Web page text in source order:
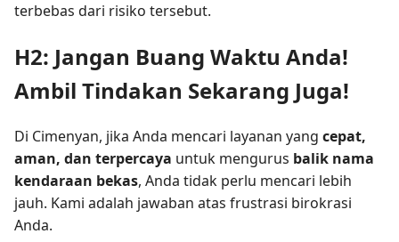
terbebas dari risiko tersebut.
H2: Jangan Buang Waktu Anda!
Ambil Tindakan Sekarang Juga!
Di Cimenyan, jika Anda mencari layanan yang cepat,
aman, dan terpercaya untuk mengurus balik nama
kendaraan bekas, Anda tidak perlu mencari lebih
jauh. Kami adalah jawaban atas frustrasi birokrasi
Anda.